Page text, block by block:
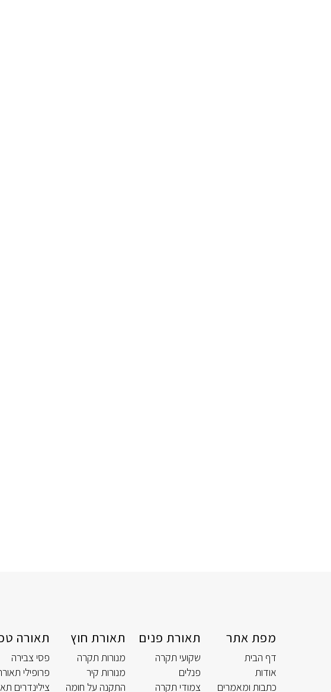
מפת אתר
דף הבית
אודות
כתבות ומאמרים
תאורת פנים
שקועי תקרה
פנלים
צמודי תקרה
תאורת חוץ
מנורות תקרה
מנורות קיר
התקנה על חומה
תאורה
פסי צבירה
פרופילי
צילינדרים